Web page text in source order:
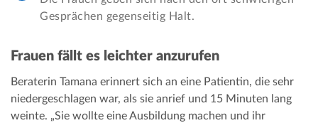
Gesprächen gegenseitig Halt.
Frauen fällt es leichter anzurufen
Beraterin Tamana erinnert sich an eine Patientin, die sehr
niedergeschlagen war, als sie anrief und 15 Minuten lang
weinte. „Sie wollte eine Ausbildung machen und ihr